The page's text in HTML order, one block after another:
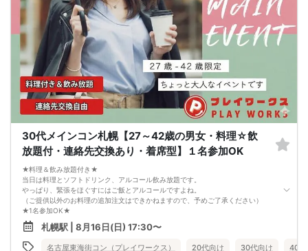
3. 開催判断はイベント前日の時点で男性３名・女性３名以上のお申し込みからに
なりますが、当日に参加者のキャンセルで比率が崩れた場合や開催判断人数を下
回った場合、一切返金などの保証はいたしませんのでご了承ください。
4. イベントページ内の「お申し込み状況」等はキャンセルなどで当日の参加人
数、男女比率と異なる可能性がございます。
5. 当日は店舗の外ではなく店舗内で受付いたします。店内に入り店員に「街コン
で来た」旨をお伝えください。
6. お釣りの用意はございませんので、出ないようにご準備お願いします。
7. 当日は年齢確認のできる身分証をお持ちください。イベントの対象年齢でない
ことが発覚した場合、参加費を全額徴収し返金はいたしかねます。
8. 15分以上の遅刻はキャンセルとみなす可能性があります。
9. 当日受付にお越しになってからのキャンセル、途中キャンセルは出来ません。
泊費、通信費等の返金は行いません。
11. 領収書の発行はいたしかねます。
お申し込みが完了した時点で上記すべての事項に同意したと判断いたします。
8/16(日)アラサーコン札幌
30代メインコン札幌【27～42歳の男女・料理☆飲
放題付・連絡先交換あり・着席型】１名参加OK
★料理＆飲み放題付き★
当日は料理とソフトドリンク、アルコール飲み放題です。
やっぱり、緊張をほぐすにはご飯とアルコールですよね。
（ご提供以外のお料理の追加注文はできかねますので、予めご了承ください）
★1名参加OK★
他の1名参加の方とペアになりますし、友達作りにも最適です。
基本的には２：２のグループトークとなります。
（１：１でのトークはございませんので、予めご了承ください）
札幌駅 | 8月16日(日) 17:30〜
名古屋東海街コン（プレイワークス） 20代向け 30代向け 40代